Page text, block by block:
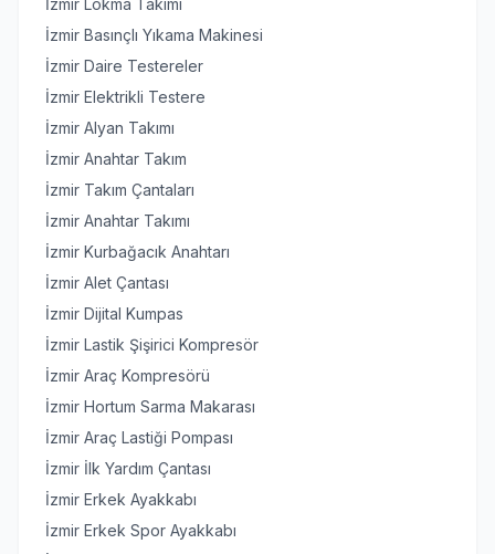
İzmir Lokma Takımı
İzmir Basınçlı Yıkama Makinesi
İzmir Daire Testereler
İzmir Elektrikli Testere
İzmir Alyan Takımı
İzmir Anahtar Takım
İzmir Takım Çantaları
İzmir Anahtar Takımı
İzmir Kurbağacık Anahtarı
İzmir Alet Çantası
İzmir Dijital Kumpas
İzmir Lastik Şişirici Kompresör
İzmir Araç Kompresörü
İzmir Hortum Sarma Makarası
İzmir Araç Lastiği Pompası
İzmir İlk Yardım Çantası
İzmir Erkek Ayakkabı
İzmir Erkek Spor Ayakkabı